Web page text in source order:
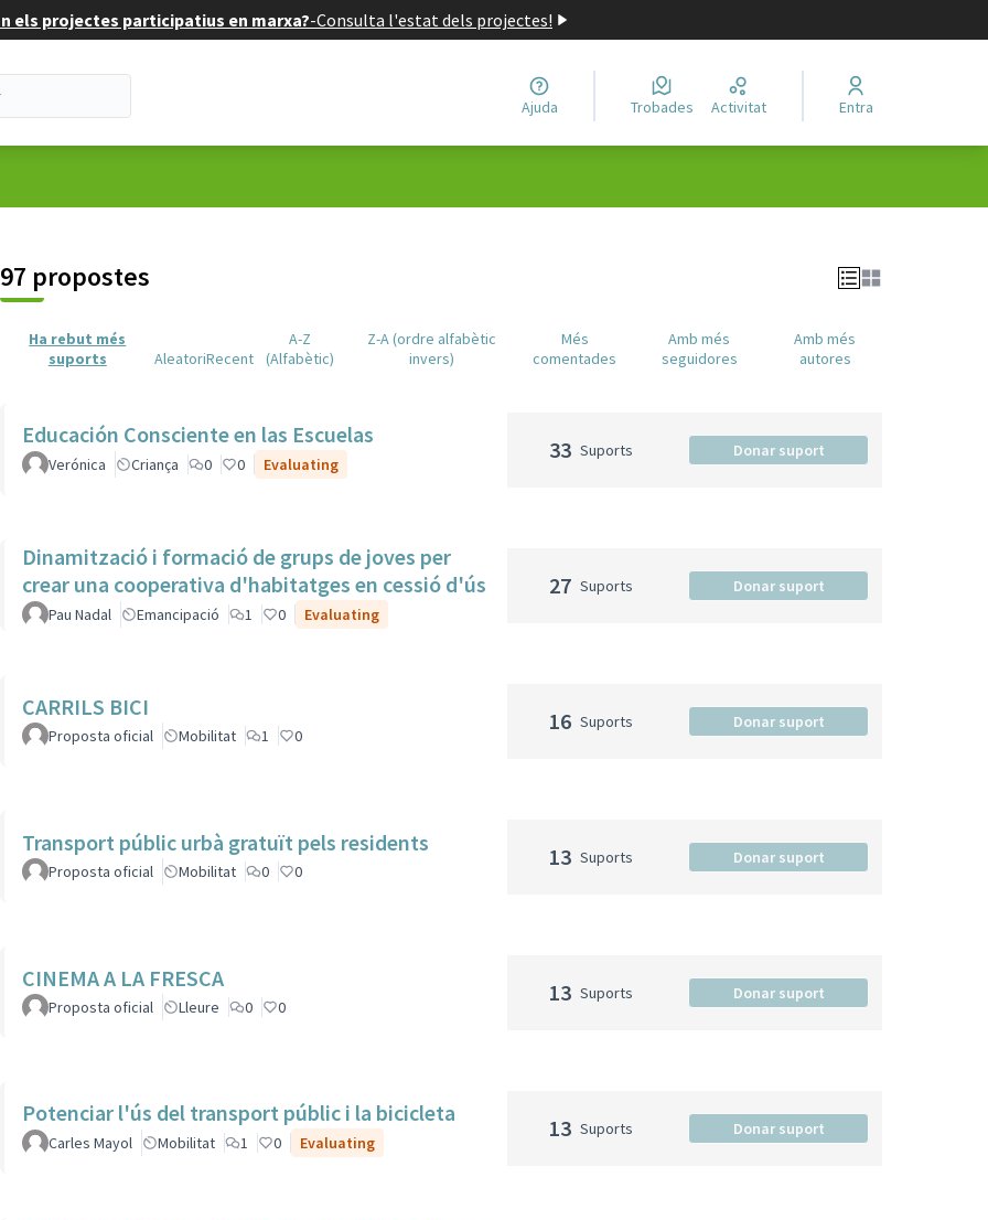
els projectes participatius en marxa?-Consulta l'estat dels projectes!
Ajuda Trobades Activitat Entra
97 propostes
Ha rebut més
suports
AleatoriRecent
A-Z
(Alfabètic)
Z-A (ordre alfabètic
invers)
Més
comentades
Amb més
seguidores
Amb més
autores
Educación Consciente en las Escuelas
Verónica Criança 0 0 Evaluating
33 Suports Donar suport
Dinamització i formació de grups de joves per
crear una cooperativa d'habitatges en cessió d'ús
Pau Nadal Emancipació 1 0 Evaluating
27 Suports Donar suport
CARRILS BICI
Proposta oficial Mobilitat 1 0
16 Suports Donar suport
Transport públic urbà gratuït pels residents
Proposta oficial Mobilitat 0 0
13 Suports Donar suport
CINEMA A LA FRESCA
Proposta oficial Lleure 0 0
13 Suports Donar suport
Potenciar l'ús del transport públic i la bicicleta
Carles Mayol Mobilitat 1 0 Evaluating
13 Suports Donar suport